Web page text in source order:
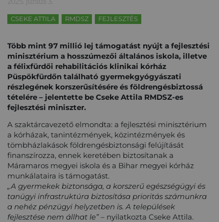
CSEKE ATTILA RMDSZ FEJLESZTÉS
Több mint 97 millió lej támogatást nyújt a fejlesztési
minisztérium a hosszúmezői általános iskola, illetve
a félixfürdői rehabilitációs klinikai kórház
Püspökfürdőn található gyermekgyógyászati
részlegének korszerűsítésére és földrengésbiztossá
tételére – jelentette be Cseke Attila RMDSZ-es
fejlesztési miniszter.
A szaktárcavezető elmondta: a fejlesztési minisztérium
a kórházak, tanintézmények, közintézmények és
tömbházlakások földrengésbiztonsági felújítását
finanszírozza, ennek keretében biztosítanak a
Máramaros megyei iskola és a Bihar megyei kórház
munkálataira is támogatást.
„A gyermekek biztonsága, a korszerű egészségügyi és
tanügyi infrastruktúra biztosítása prioritás számunkra
a nehéz pénzügyi helyzetben is. A települések
fejlesztése nem állhat le” – nyilatkozta Cseke Attila.